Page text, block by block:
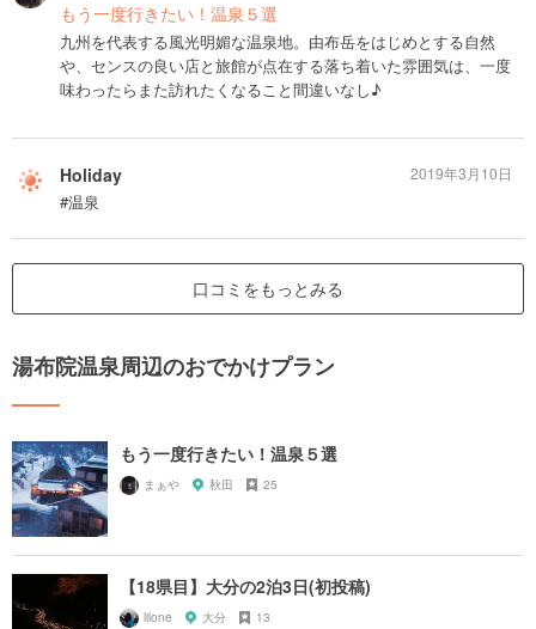
もう一度行きたい！温泉５選
九州を代表する風光明媚な温泉地。由布岳をはじめとする自然
や、センスの良い店と旅館が点在する落ち着いた雰囲気は、一度
味わったらまた訪れたくなること間違いなし♪
Holiday
#温泉
2019年3月10日
口コミをもっとみる
湯布院温泉周辺のおでかけプラン
もう一度行きたい！温泉５選
まぁや 秋田 25
【18県目】大分の2泊3日(初投稿)
lilone 大分 13